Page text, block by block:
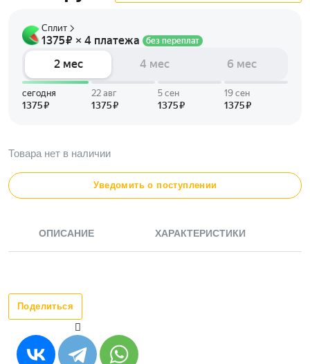
Товара нет в наличии
Уведомить о поступлении
ОПИСАНИЕ ХАРАКТЕРИСТИКИ
Поделиться